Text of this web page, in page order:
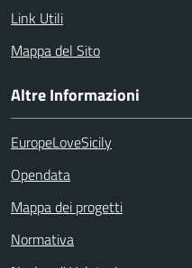
Link Utili
Mappa del Sito
Altre Informazioni
EuropeLoveSicily
Opendata
Mappa dei progetti
Normativa